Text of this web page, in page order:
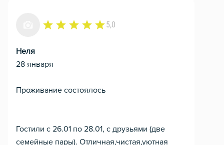
5,0
Неля
28 января
Проживание состоялось
Гостили с 26.01 по 28.01, с друзьями (две
семейные пары). Отличная,чистая,уютная